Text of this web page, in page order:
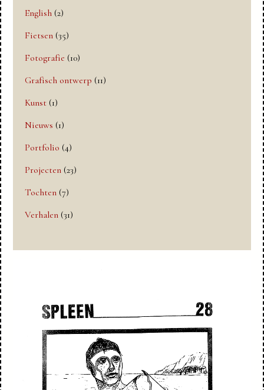
English (2)
Fietsen (35)
Fotografie (10)
Grafisch ontwerp (11)
Kunst (1)
Nieuws (1)
Portfolio (4)
Projecten (23)
Tochten (7)
Verhalen (31)